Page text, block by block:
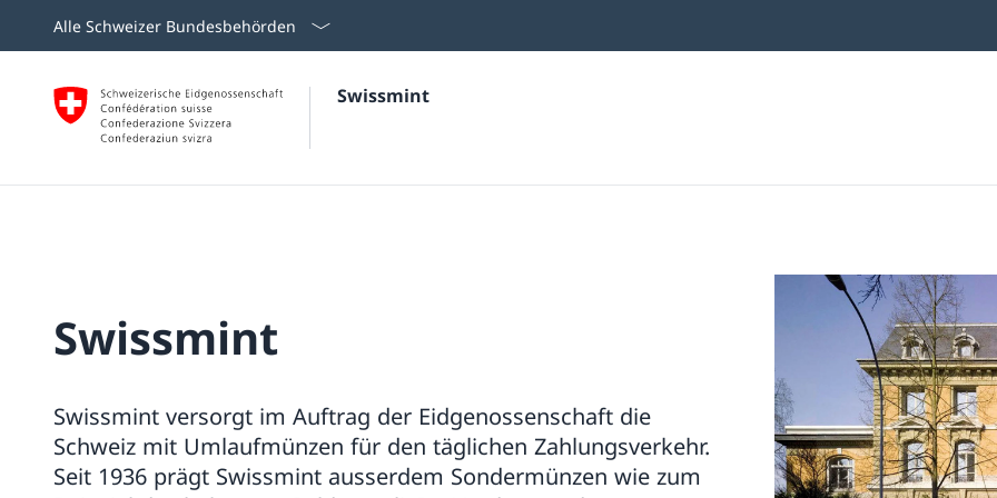
Alle Schweizer Bundesbehörden
Swissmint
Swissmint
Swissmint versorgt im Auftrag der Eidgenossenschaft die
Schweiz mit Umlaufmünzen für den täglichen Zahlungsverkehr.
Seit 1936 prägt Swissmint ausserdem Sondermünzen wie zum